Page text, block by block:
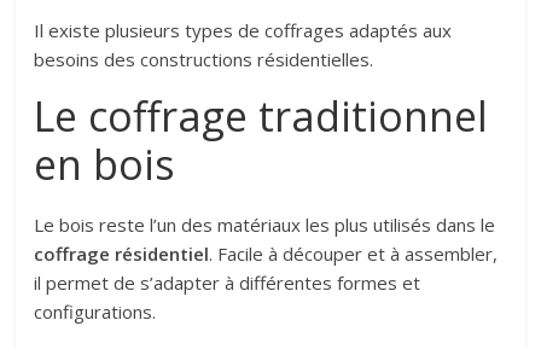
Il existe plusieurs types de coffrages adaptés aux
besoins des constructions résidentielles.
Le coffrage traditionnel
en bois
Le bois reste l’un des matériaux les plus utilisés dans le
coffrage résidentiel. Facile à découper et à assembler,
il permet de s’adapter à différentes formes et
configurations.